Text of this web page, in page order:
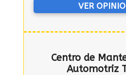
VER
Centro de
Automotriz